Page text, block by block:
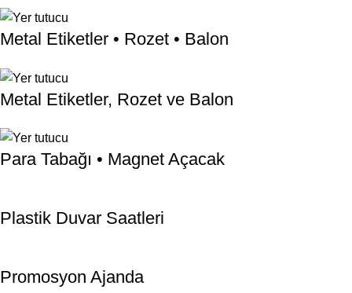
Metal Etiketler • Rozet • Balon
Metal Etiketler, Rozet ve Balon
Para Tabağı • Magnet Açacak
Plastik Duvar Saatleri
Promosyon Ajanda